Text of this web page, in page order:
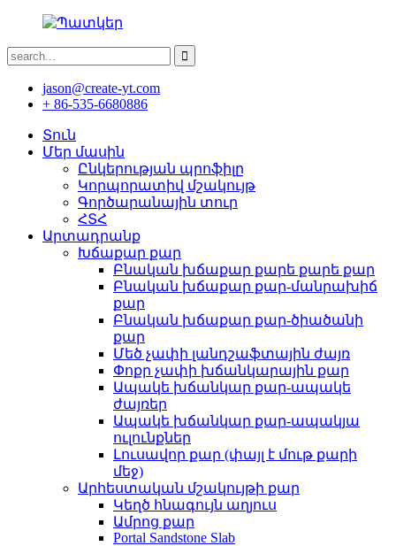
jason@create-yt.com
+ 86-535-6680886
Տուն
Մեր մասին
Ընկերության պրոֆիլը
Կորպորատիվ մշակույթ
Գործարանային տուր
ՀՏՀ
Արտադրանք
Խճաքար քար
Բնական խճաքար քարե քարե քար
Բնական խճաքար քար-մանրախիճ
քար
Բնական խճաքար քար-ծիածանի
քար
Մեծ չափի լանդշաֆտային ժայռ
Փոքր չափի խճանկարային քար
Ապակե խճանկար քար-ապակե
ժայռեր
Ապակե խճանկար քար-ապակյա
ուլունքներ
Լուսավոր քար (փայլ է մութ քարի
մեջ)
Արհեստական ​​մշակույթի քար
Կեղծ հնագույն աղյուս
Ամրոց քար
Portal Sandstone Slab